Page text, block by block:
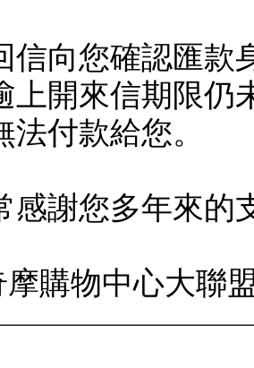
信向您確認匯款
上開來信期限仍
法付款給您。
感謝您多年來的
摩購物中心大